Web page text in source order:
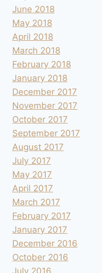
June 2018
May 2018
April 2018
March 2018
February 2018
January 2018
December 2017
November 2017
October 2017
September 2017
August 2017
July 2017
May 2017
April 2017
March 2017
February 2017
January 2017
December 2016
October 2016
July 2016